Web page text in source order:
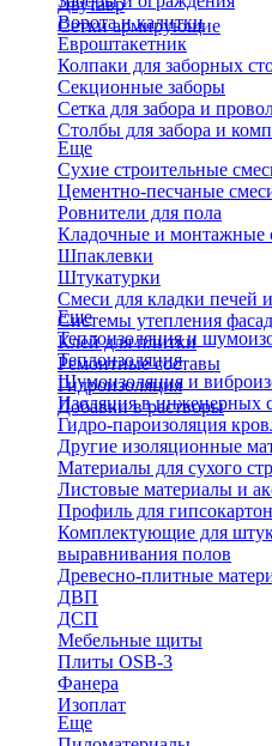
Двутавр
Сетки армирующие
Ворота и калитки
Евроштакетник
Колпаки для заборных
Секционные заборы
Сетка для забора и
Столбы для забора и
Еще
Сухие строительные
Цементно-песчаные
Ровнители для пола
Кладочные и монтажные
Шпаклевки
Штукатурки
Смеси для кладки печей
Системы утепления
Клей для плитки
Ремонтные составы
Гидроизоляция
Добавки в растворы
Еще
Теплоизоляция и
Теплоизоляция
Шумоизоляция и
Изоляция в инженерных
Гидро-пароизоляция
Другие изоляционные
Материалы для сухого
Листовые материалы и
Профиль для
Комплектующие для
выравнивания полов
Древесно-плитные
ДВП
ДСП
Мебельные щиты
Плиты OSB-3
Фанера
Изоплат
Еще